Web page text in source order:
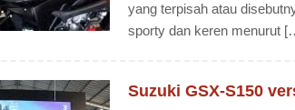
yang terpisah atau
sporty dan keren menurut
Suzuki GSX-S150